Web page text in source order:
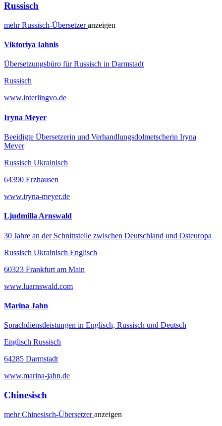
Russisch
mehrRussisch-Übersetzeranzeigen
Viktoriya Iahnis
Übersetzungsbüro für Russisch in Darmstadt
Russisch
www.interlingvo.de
Iryna Meyer
Beeidigte Übersetzerin und Verhandlungsdolmetscherin Iryna
Meyer
Russisch Ukrainisch
64390 Erzhausen
www.iryna-meyer.de
Ljudmilla Arnswald
30 Jahre an der Schnittstelle zwischen Deutschland und Osteuropa
Russisch Ukrainisch Englisch
60323 Frankfurt am Main
www.luarnswald.com
Marina Jahn
Sprachdienstleistungen in Englisch, Russisch und Deutsch
Englisch Russisch
64285 Darmstadt
www.marina-jahn.de
Chinesisch
mehrChinesisch-Übersetzeranzeigen